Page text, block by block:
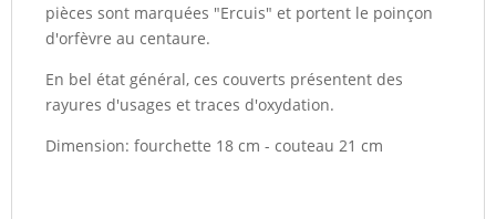
pièces sont marquées "Ercuis" et portent le poinçon
d'orfèvre au centaure.
En bel état général, ces couverts présentent des
rayures d'usages et traces d'oxydation.
Dimension: fourchette 18 cm - couteau 21 cm